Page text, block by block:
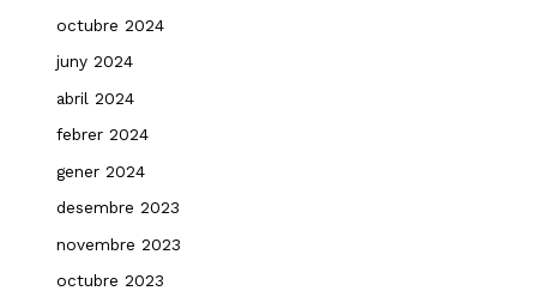
octubre 2024
juny 2024
abril 2024
febrer 2024
gener 2024
desembre 2023
novembre 2023
octubre 2023